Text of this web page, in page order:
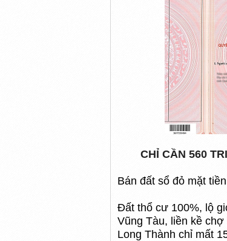
CHỈ CẦN 560
Bán đất sổ đỏ mặt
Đất thổ cư 100%, lộ
Vũng Tàu, liền kề
Long Thành chỉ mất